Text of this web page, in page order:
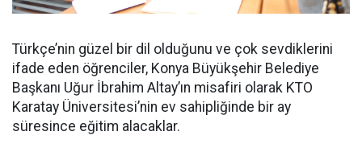
Türkçe’nin güzel bir dil olduğunu ve çok sevdiklerini
ifade eden öğrenciler, Konya Büyükşehir Belediye
Başkanı Uğur İbrahim Altay’ın misafiri olarak KTO
Karatay Üniversitesi’nin ev sahipliğinde bir ay
süresince eğitim alacaklar.